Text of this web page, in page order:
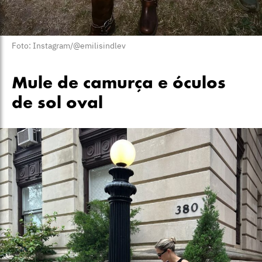
Foto: Instagram/@emilisindlev
Mule de camurça e óculos
de sol oval